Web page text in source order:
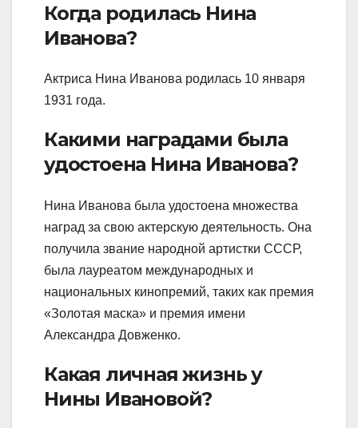
Когда родилась Нина
Иванова?
Актриса Нина Иванова родилась 10 января
1931 года.
Какими наградами была
удостоена Нина Иванова?
Нина Иванова была удостоена множества
наград за свою актерскую деятельность. Она
получила звание народной артистки СССР,
была лауреатом международных и
национальных кинопремий, таких как премия
«Золотая маска» и премия имени
Александра Довженко.
Какая личная жизнь у
Нины Ивановой?